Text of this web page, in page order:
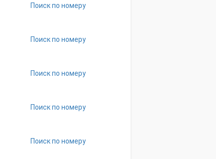
Поиск по номеру
Поиск по номеру
Поиск по номеру
Поиск по номеру
Поиск по номеру